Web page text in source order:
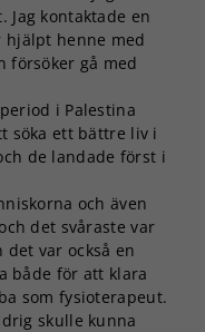
Jag kontaktade en
hjälpt henne med
försöker gå med
i Palestina
söka ett bättre liv i
de landade först i
och även
det svåraste var
var också en
både för att klara
som fysioterapeut.
skulle kunna